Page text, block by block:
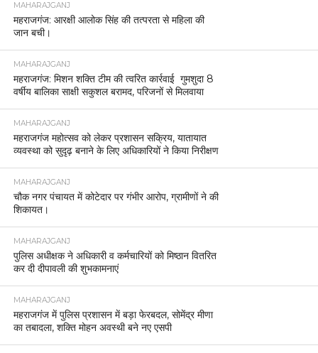
MAHARAJGANJ
महराजगंज: आरक्षी आलोक सिंह की तत्परता से महिला की
जान बची।
MAHARAJGANJ
महराजगंज: मिशन शक्ति टीम की त्वरित कार्रवाई गुमशुदा 8
वर्षीय बालिका साक्षी सकुशल बरामद, परिजनों से मिलवाया
MAHARAJGANJ
महराजगंज महोत्सव को लेकर प्रशासन सक्रिय, यातायात
व्यवस्था को सुदृढ़ बनाने के लिए अधिकारियों ने किया निरीक्षण
MAHARAJGANJ
चौक नगर पंचायत में कोटेदार पर गंभीर आरोप, ग्रामीणों ने की
शिकायत।
MAHARAJGANJ
पुलिस अधीक्षक ने अधिकारी व कर्मचारियों को मिष्ठान वितरित
कर दी दीपावली की शुभकामनाएं
MAHARAJGANJ
महराजगंज में पुलिस प्रशासन में बड़ा फेरबदल, सोमेंद्र मीणा
का तबादला, शक्ति मोहन अवस्थी बने नए एसपी